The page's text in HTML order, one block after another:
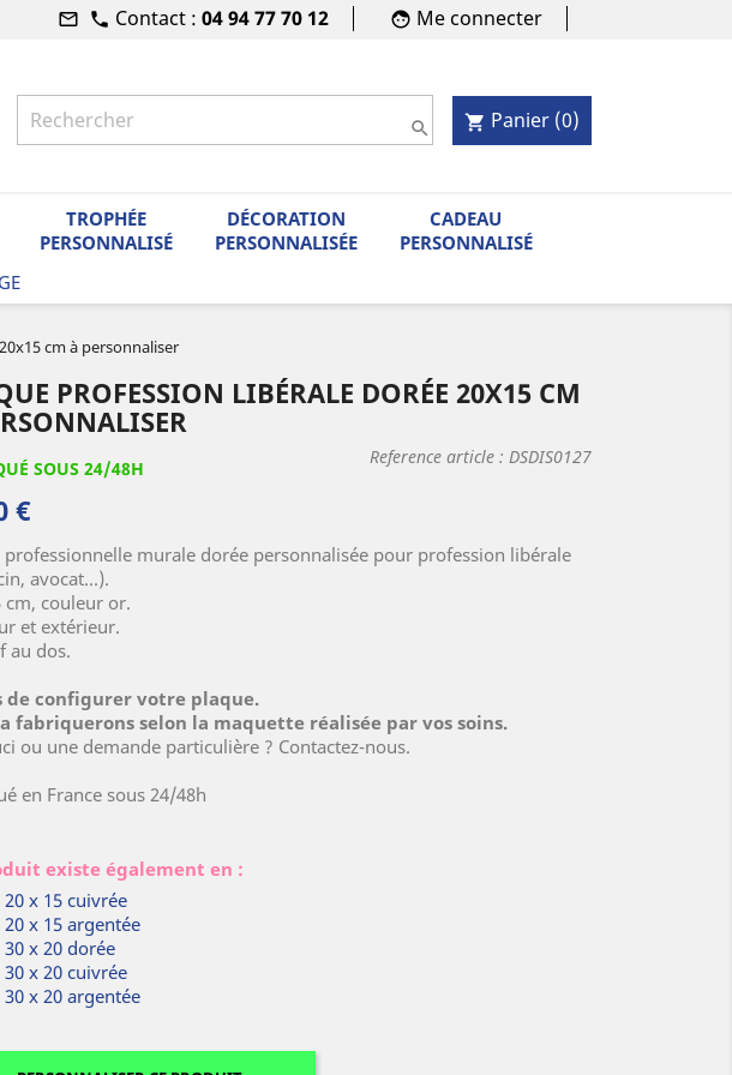
mail_outline phone Contact : 04 94 77 70 12 face Me connecter
 shopping_cart Panier (0)
TROPHÉE
PERSONNALISÉ
DÉCORATION
PERSONNALISÉE
CADEAU
PERSONNALISÉ
cm à personnaliser
PROFESSION LIBÉRALE DORÉE 20X15 CM
SOUS 24/48H
Reference article : DSDIS0127
€
professionnelle murale dorée personnalisée pour profession libérale
avocat...).
cm, couleur or.
et extérieur.
au dos.
de configurer votre plaque.
fabriquerons selon la maquette réalisée par vos soins.
ou une demande particulière ? Contactez-nous.
en France sous 24/48h
existe également en :
20 x 15 cuivrée
20 x 15 argentée
30 x 20 dorée
30 x 20 cuivrée
30 x 20 argentée